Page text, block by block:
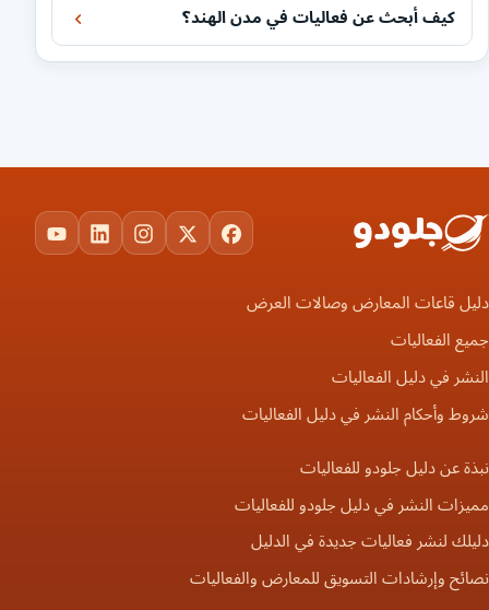
كيف أبحث عن فعاليات في مدن الهند؟
Facebook
X
Instagram
LinkedIn
دليل قاعات المعارض وصالات العرض
جميع الفعاليات
النشر في دليل الفعاليات
شروط وأحكام النشر في دليل الفعاليات
نبذة عن دليل جلودو للفعاليات
مميزات النشر في دليل جلودو للفعاليات
دليلك لنشر فعاليات جديدة في الدليل
نصائح وإرشادات التسويق للمعارض والفعاليات